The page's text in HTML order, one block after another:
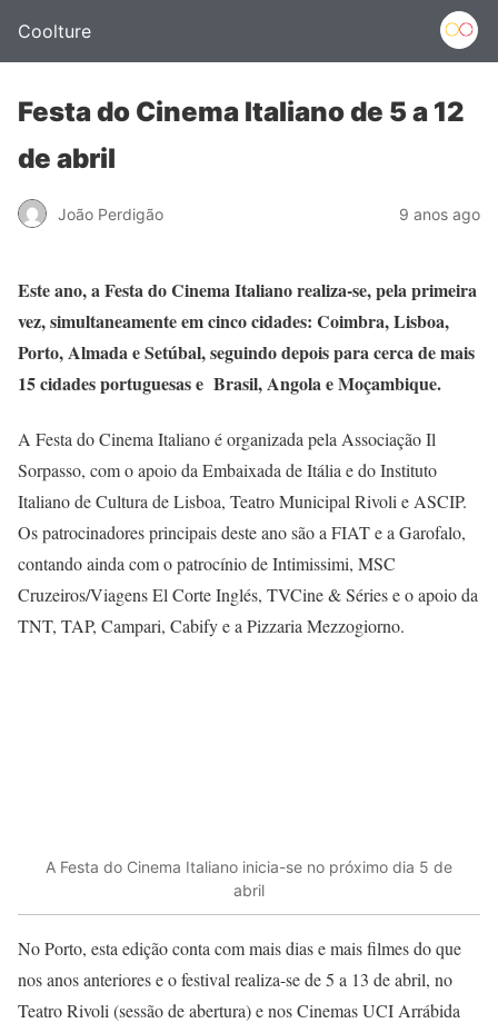
Coolture
Festa do Cinema Italiano de 5 a 12
de abril
João Perdigão 9 anos ago
Este ano, a Festa do Cinema Italiano realiza-se, pela primeira
vez, simultaneamente em cinco cidades: Coimbra, Lisboa,
Porto, Almada e Setúbal, seguindo depois para cerca de mais
15 cidades portuguesas e Brasil, Angola e Moçambique.
A Festa do Cinema Italiano é organizada pela Associação Il
Sorpasso, com o apoio da Embaixada de Itália e do Instituto
Italiano de Cultura de Lisboa, Teatro Municipal Rivoli e ASCIP.
Os patrocinadores principais deste ano são a FIAT e a Garofalo,
contando ainda com o patrocínio de Intimissimi, MSC
Cruzeiros/Viagens El Corte Inglés, TVCine & Séries e o apoio da
TNT, TAP, Campari, Cabify e a Pizzaria Mezzogiorno.
A Festa do Cinema Italiano inicia-se no próximo dia 5 de
abril
No Porto, esta edição conta com mais dias e mais filmes do que
nos anos anteriores e o festival realiza-se de 5 a 13 de abril, no
Teatro Rivoli (sessão de abertura) e nos Cinemas UCI Arrábida